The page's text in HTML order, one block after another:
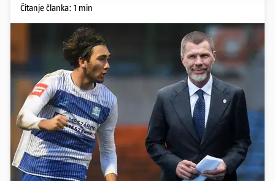
Čitanje članka: 1 min